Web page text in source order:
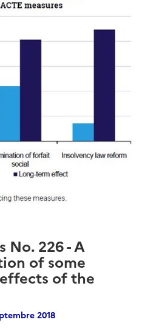
No. 226 - A
of some
of the
2018